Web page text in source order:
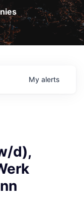
My alerts
d),